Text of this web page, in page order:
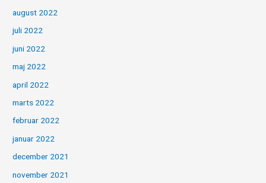
august 2022
juli 2022
juni 2022
maj 2022
april 2022
marts 2022
februar 2022
januar 2022
december 2021
november 2021